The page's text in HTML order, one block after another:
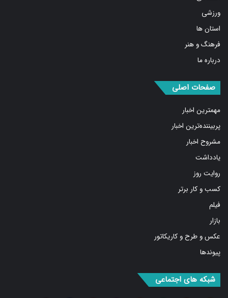
ورزشی
استان ها
فرهنگ و هنر
درباره ما
صفحات اصلی
مهمترین اخبار
پربیننده‌ترین اخبار
مشروح اخبار
یادداشت
روایت روز
کسب و کار برتر
فیلم
بازار
عکس و طرح و کاریکاتور
پیوندها
شبکه های اجتماعی